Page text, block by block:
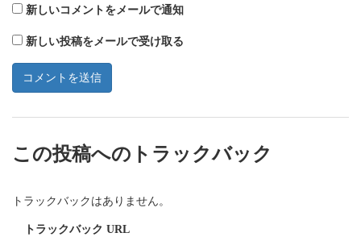
新しいコメントをメールで通知
新しい投稿をメールで受け取る
この投稿へのトラックバック
トラックバックはありません。
トラックバック URL